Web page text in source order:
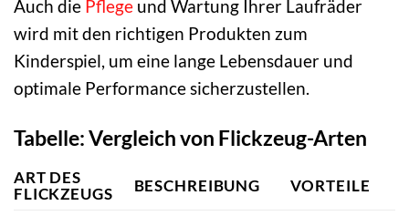
Auch die Pflege und Wartung Ihrer Laufräder
wird mit den richtigen Produkten zum
Kinderspiel, um eine lange Lebensdauer und
optimale Performance sicherzustellen.
Tabelle: Vergleich von Flickzeug-Arten
ART DES
FLICKZEUGS
BESCHREIBUNG VORTEILE